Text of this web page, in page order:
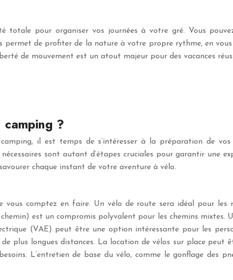
pour organiser vos journées à votre gré. Vous
permet de profiter de la nature à votre propre rythme, en
de mouvement est un atout majeur pour des vacances
?
il est temps de s’intéresser à la préparation de
sont autant d’étapes cruciales pour garantir une
chaque instant de votre aventure à vélo.
comptez en faire. Un vélo de route sera idéal pour les
est un compromis polyvalent pour les chemins mixtes.
(VAE) peut être une option intéressante pour les
plus longues distances. La location de vélos sur place
L’entretien de base du vélo, comme le gonflage des